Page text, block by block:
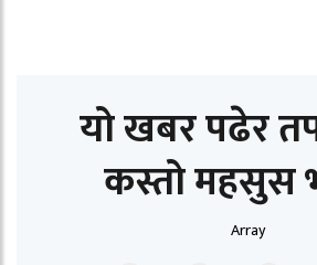
यो खबर पढेर
कस्तो महसुस
Array